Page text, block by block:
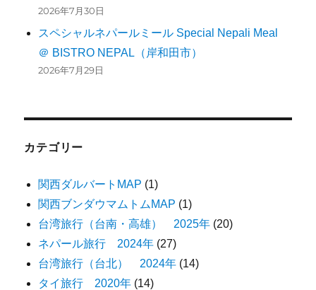
2026年7月30日
スペシャルネパールミール Special Nepali Meal
＠ BISTRO NEPAL（岸和田市）
2026年7月29日
カテゴリー
関西ダルバートMAP (1)
関西ブンダウマムトムMAP (1)
台湾旅行（台南・高雄） 2025年 (20)
ネパール旅行 2024年 (27)
台湾旅行（台北） 2024年 (14)
タイ旅行 2020年 (14)